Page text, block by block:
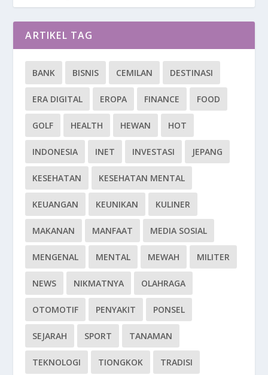
ARTIKEL TAG
BANK BISNIS CEMILAN DESTINASI
ERA DIGITAL EROPA FINANCE FOOD
GOLF HEALTH HEWAN HOT
INDONESIA INET INVESTASI JEPANG
KESEHATAN KESEHATAN MENTAL
KEUANGAN KEUNIKAN KULINER
MAKANAN MANFAAT MEDIA SOSIAL
MENGENAL MENTAL MEWAH MILITER
NEWS NIKMATNYA OLAHRAGA
OTOMOTIF PENYAKIT PONSEL
SEJARAH SPORT TANAMAN
TEKNOLOGI TIONGKOK TRADISI